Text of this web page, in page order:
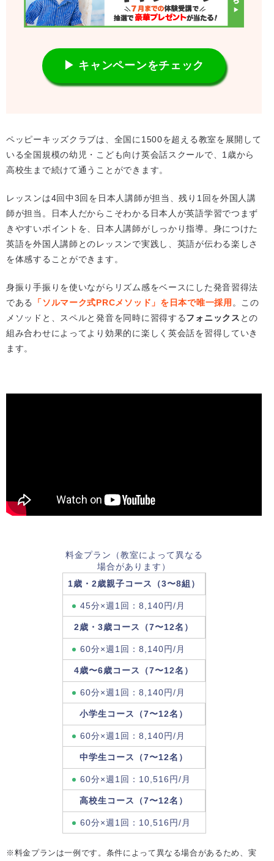
▶ キャンペーンをチェック
ペッピーキッズクラブは、全国に1500を超える教室を展開して
いる全国規模の幼児・こども向け英会話スクールで、1歳から
高校生まで続けて通うことができます。
レッスンは4回中3回を日本人講師が担当、残り1回を外国人講
師が担当。日本人だからこそわかる日本人が英語学習でつまず
きやすいポイントを、日本人講師がしっかり指導。身につけた
英語を外国人講師とのレッスンで実践し、英語が伝わる楽しさ
を体感することができます。
身振り手振りを使いながらリズム感をベースにした発音習得法
である
「ソルマーク式PRCメソッド」を日本で唯一採用 。この
メソッドと、スペルと発音を同時に習得するフォニックス との
組み合わせによってより効果的に楽しく英会話を習得していき
ます。
料金プラン（教室によって異なる
場合があります）
1歳・2歳親子コース（3〜8組）
45分×週1回：8,140円/月
2歳・3歳コース（7〜12名）
60分×週1回：8,140円/月
4歳〜6歳コース（7〜12名）
60分×週1回：8,140円/月
小学生コース（7〜12名）
60分×週1回：8,140円/月
中学生コース（7〜12名）
60分×週1回：10,516円/月
高校生コース（7〜12名）
60分×週1回：10,516円/月
※料金プランは一例です。条件によって異なる場合があるため、実